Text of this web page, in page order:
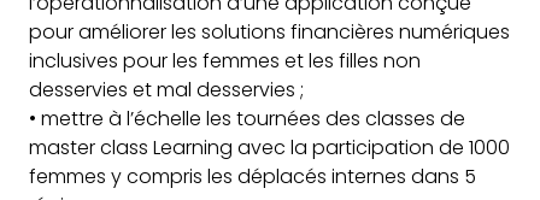
pour améliorer les solutions financières numériques
inclusives pour les femmes et les filles non
desservies et mal desservies ;
• mettre à l’échelle les tournées des classes de
master class Learning avec la participation de 1000
femmes y compris les déplacés internes dans 5